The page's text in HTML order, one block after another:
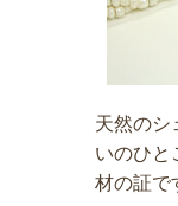
天然のシ
いのひと
材の証で